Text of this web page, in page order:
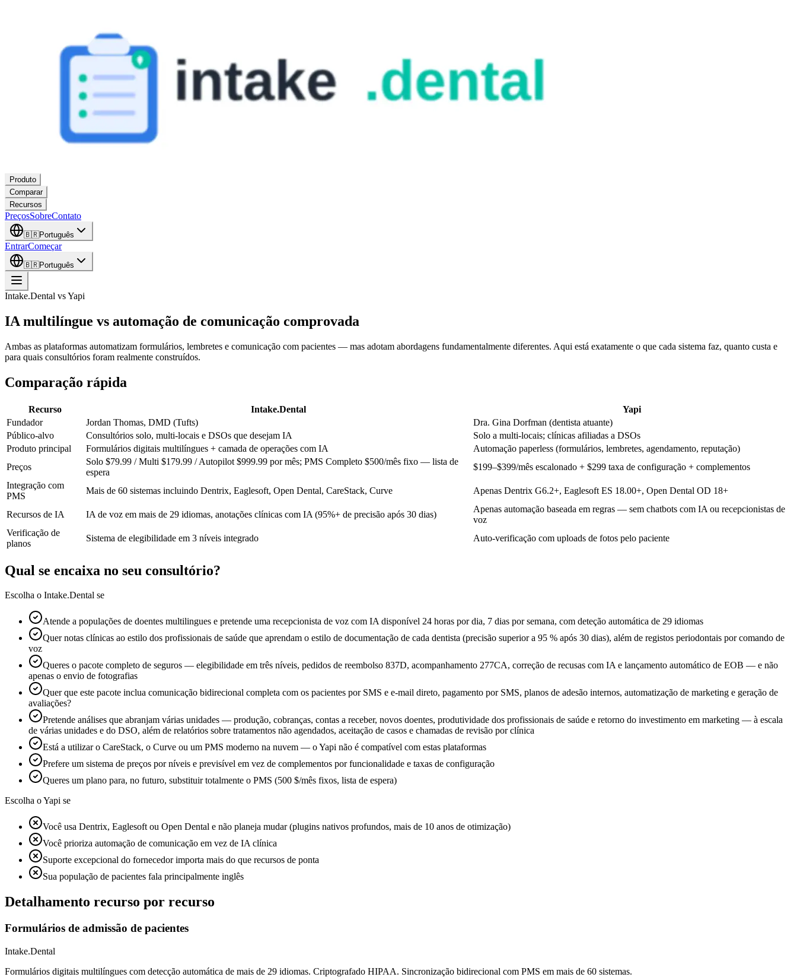
Produto
Comparar
Recursos
PreçosSobreContato
🇧🇷Português
EntrarComeçar
🇧🇷Português
Intake.Dental vs Yapi
IA multilíngue vs automação de comunicação comprovada
Ambas as plataformas automatizam formulários, lembretes e comunicação com pacientes — mas adotam abordagens fundamentalmente diferentes. Aqui está exatamente o que cada sistema faz, quanto custa e
para quais consultórios foram realmente construídos.
Comparação rápida
Recurso Intake.Dental
Yapi
Fundador
Jordan Thomas, DMD (Tufts)
Dra. Gina Dorfman (dentista atuante)
Público-alvo
Consultórios solo, multi-locais e DSOs que desejam IA
Solo a multi-locais; clínicas afiliadas a DSOs
Produto principal
Formulários digitais multilíngues + camada de operações com IA
Automação paperless (formulários, lembretes, agendamento, reputação)
Preços
Solo $79.99 / Multi $179.99 / Autopilot $999.99 por mês; PMS Completo $500/mês fixo — lista de
espera
$199–$399/mês escalonado + $299 taxa de configuração + complementos
Integração com
PMS
Mais de 60 sistemas incluindo Dentrix, Eaglesoft, Open Dental, CareStack, Curve Apenas Dentrix G6.2+, Eaglesoft ES 18.00+, Open Dental OD 18+
Recursos de IA IA de voz em mais de 29 idiomas, anotações clínicas com IA (95%+ de precisão após 30 dias)
Apenas automação baseada em regras — sem chatbots com IA ou recepcionistas de
voz
Verificação de
planos
Sistema de elegibilidade em 3 níveis integrado Auto-verificação com uploads de fotos pelo paciente
Qual se encaixa no seu consultório?
Escolha o Intake.Dental se
Atende a populações de doentes multilingues e pretende uma recepcionista de voz com IA disponível 24 horas por dia, 7 dias por semana, com deteção automática de 29 idiomas
Quer notas clínicas ao estilo dos profissionais de saúde que aprendam o estilo de documentação de cada dentista (precisão superior a 95 % após 30 dias), além de registos periodontais por comando de
voz
Queres o pacote completo de seguros — elegibilidade em três níveis, pedidos de reembolso 837D, acompanhamento 277CA, correção de recusas com IA e lançamento automático de EOB — e não
apenas o envio de fotografias
Quer que este pacote inclua comunicação bidirecional completa com os pacientes por SMS e e-mail direto, pagamento por SMS, planos de adesão internos, automatização de marketing e geração de
avaliações?
Pretende análises que abranjam várias unidades — produção, cobranças, contas a receber, novos doentes, produtividade dos profissionais de saúde e retorno do investimento em marketing — à escala
de várias unidades e do DSO, além de relatórios sobre tratamentos não agendados, aceitação de casos e chamadas de revisão por clínica
Está a utilizar o CareStack, o Curve ou um PMS moderno na nuvem — o Yapi não é compatível com estas plataformas
Prefere um sistema de preços por níveis e previsível em vez de complementos por funcionalidade e taxas de configuração
Queres um plano para, no futuro, substituir totalmente o PMS (500 $/mês fixos, lista de espera)
Escolha o Yapi se
Você usa Dentrix, Eaglesoft ou Open Dental e não planeja mudar (plugins nativos profundos, mais de 10 anos de otimização)
Você prioriza automação de comunicação em vez de IA clínica
Suporte excepcional do fornecedor importa mais do que recursos de ponta
Sua população de pacientes fala principalmente inglês
Detalhamento recurso por recurso
Formulários de admissão de pacientes
Intake.Dental
Formulários digitais multilíngues com detecção automática de mais de 29 idiomas. Criptografado HIPAA. Sincronização bidirecional com PMS em mais de 60 sistemas.